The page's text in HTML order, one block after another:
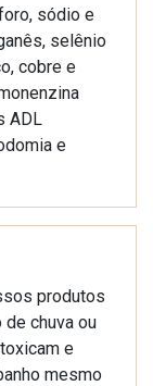
sódio e
selênio
cobre e
ADL
e
produtos
chuva ou
e
mesmo